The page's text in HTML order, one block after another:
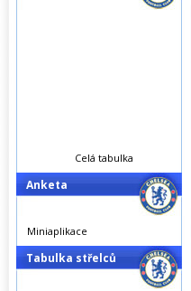
Celá tabulka
Anketa
Miniaplikace
Tabulka střelců